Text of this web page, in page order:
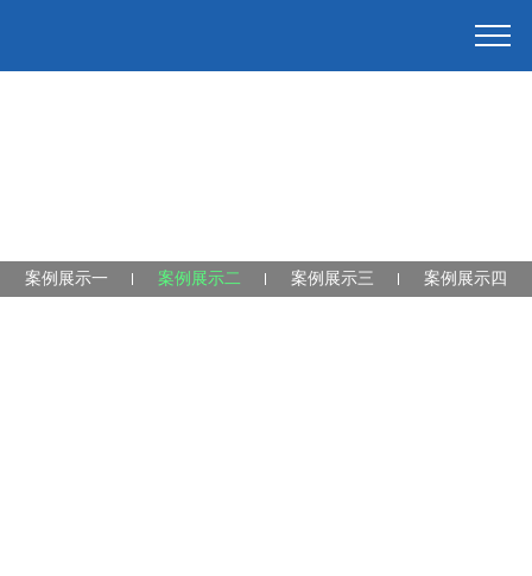
案例展示一 案例展示二 案例展示三 案例展示四